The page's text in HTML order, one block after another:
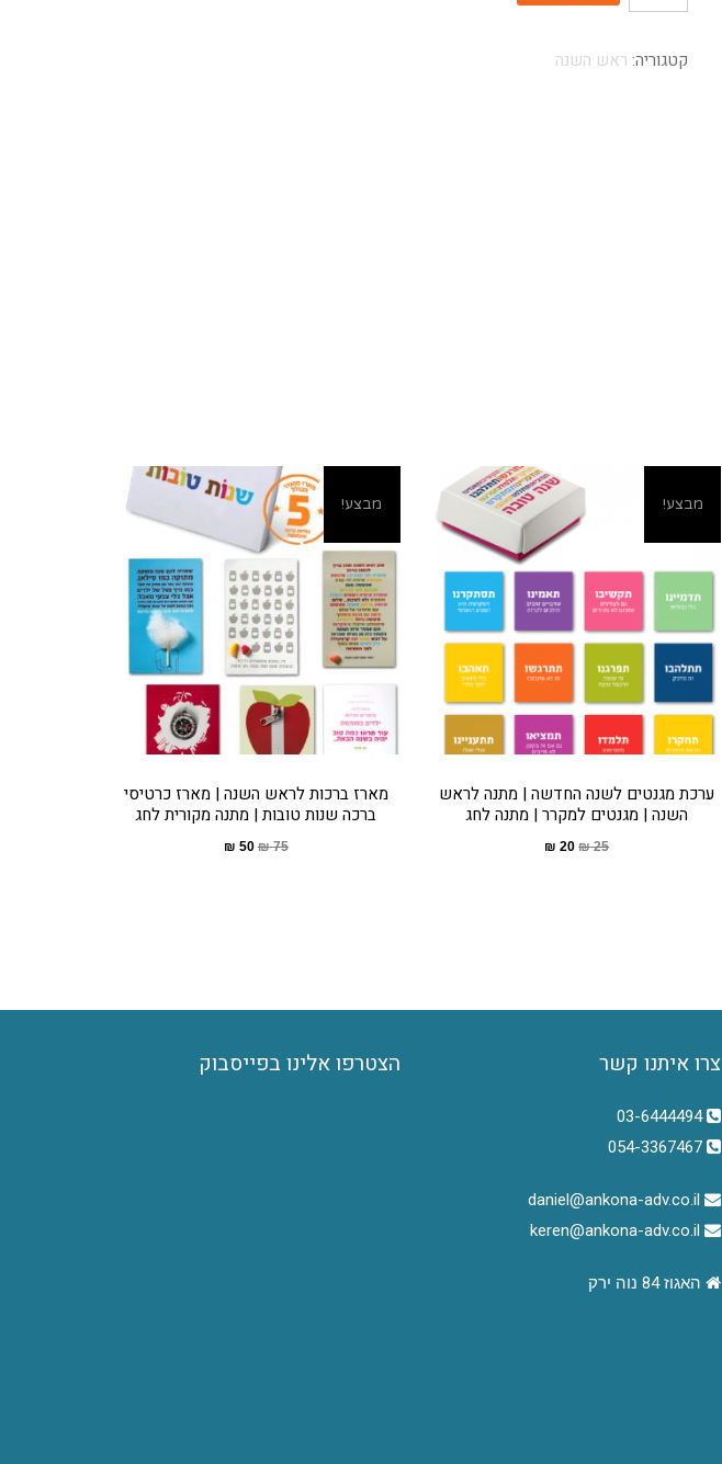
קטגוריה: ראש השנה
מבצע!
ערכת מגנטים לשנה החדשה | מתנה לראש
השנה | מגנטים למקרר | מתנה לחג
25
₪
20
₪
מבצע!
מארז ברכות לראש השנה | מארז כרטיסי
ברכה שנות טובות | מתנה מקורית לחג
75
₪
50
₪
צרו איתנו קשר
03-6444494
daniel@ankona-adv.co.il
keren@ankona-adv.co.il
האגוז 84 נוה ירק
הצטרפו אלינו בפייסבוק